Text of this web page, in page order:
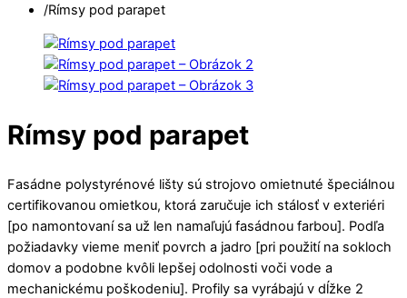
/Rímsy pod parapet
Rímsy pod parapet
Fasádne polystyrénové lišty sú strojovo omietnuté špeciálnou
certifikovanou omietkou, ktorá zaručuje ich stálosť v exteriéri
[po namontovaní sa už len namaľujú fasádnou farbou]. Podľa
požiadavky vieme meniť povrch a jadro [pri použití na sokloch
domov a podobne kvôli lepšej odolnosti voči vode a
mechanickému poškodeniu]. Profily sa vyrábajú v dĺžke 2